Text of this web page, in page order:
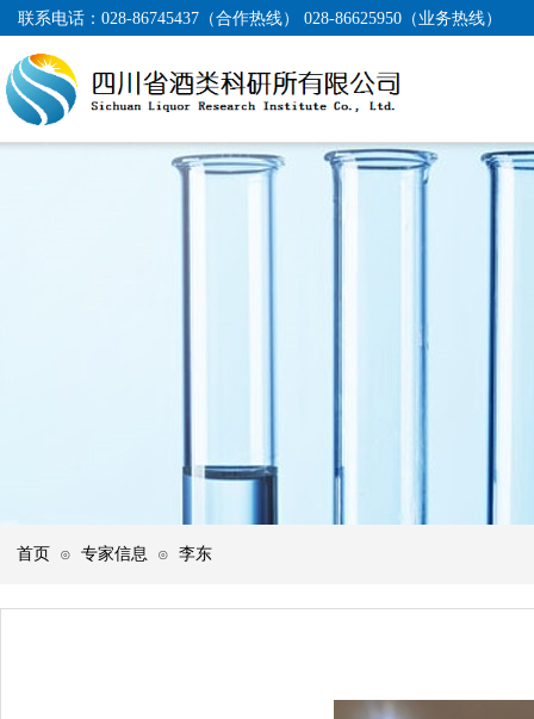
联系电话： 028-86745437（合作热线） 028-86625950（业务热线）
首页 ⊙ 专家信息 ⊙ 李东